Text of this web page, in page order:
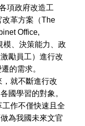
項政府改造工
改革方案（The
Office,
模、決策能力、政
勵員工）進行改
的需求。
就不斷進行改
國學習的對象。
作不僅快速且全
為我國未來文官